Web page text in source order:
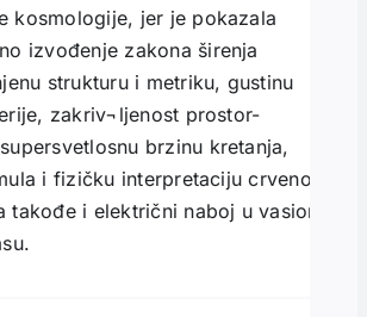
kosmologije, jer je pokazala
izvođenje zakona širenja
strukturu i metriku, gustinu
zakriv¬ljenost prostor-
brzinu kretanja,
i fizičku interpretaciju crvenog
takođe i električni naboj u vasioni